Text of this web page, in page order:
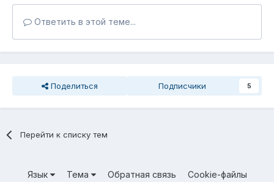
Ответить в этой теме...
Поделиться Подписчики 5
Перейти к списку тем
Язык Тема Обратная связь Cookie-файлы